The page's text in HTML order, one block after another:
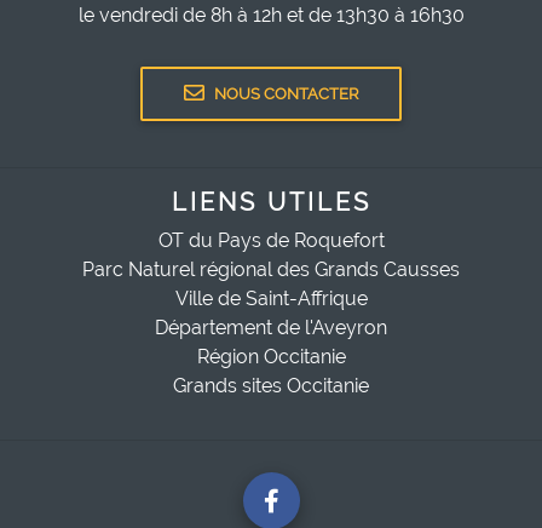
le vendredi de 8h à 12h et de 13h30 à 16h30
NOUS CONTACTER
LIENS UTILES
OT du Pays de Roquefort
Parc Naturel régional des Grands Causses
Ville de Saint-Affrique
Département de l'Aveyron
Région Occitanie
Grands sites Occitanie